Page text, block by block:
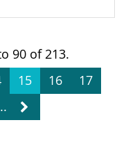
90 of 213.
15 16
17